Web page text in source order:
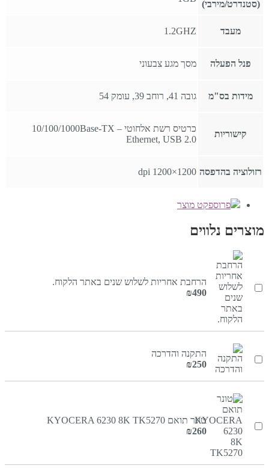
(סטנדרט/מירבי)
מעבד 1.2GHZ
פנל הפעלה מסך מגע צבעוני
מידות בס"מ גובה 41, רוחב 39, עומק 54
קישוריות
כרטיס רשת אלחוטי – 10/100/1000Base-TX
Ethernet, USB 2.0
רזולוציה בהדפסה 1200×1200 dpi
פרוספקט מוצר
מוצרים נלווים
הרחבת אחריות לשלוש שנים באתר הלקוח.
₪490
התקנה והדרכה
₪250
טונר תואם KYOCERA 6230 8K TK5270
₪260